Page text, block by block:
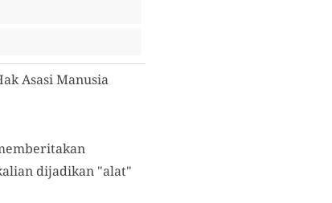
Asasi Manusia
dijadikan "alat"